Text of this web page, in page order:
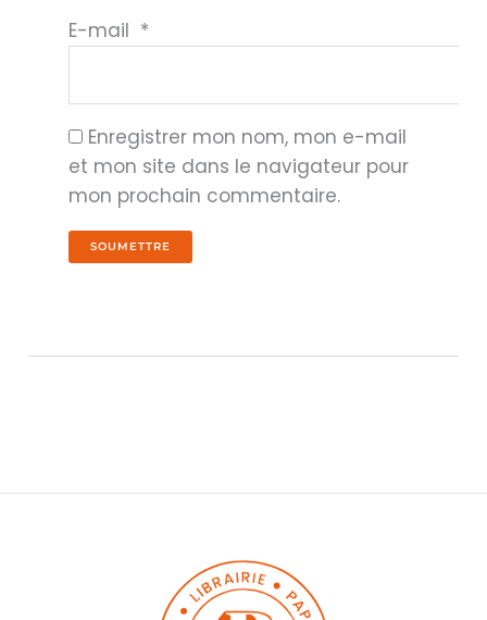
E-mail *
Enregistrer mon nom, mon e-mail
et mon site dans le navigateur pour
mon prochain commentaire.